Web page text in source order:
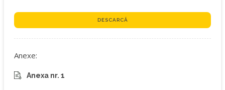
DESCARCĂ
Anexe:
Anexa nr. 1